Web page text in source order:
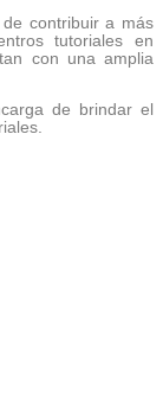
contribuir a más
tutoriales en
con una amplia
de brindar el